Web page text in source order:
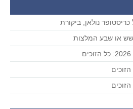
נולאן, ביקורת